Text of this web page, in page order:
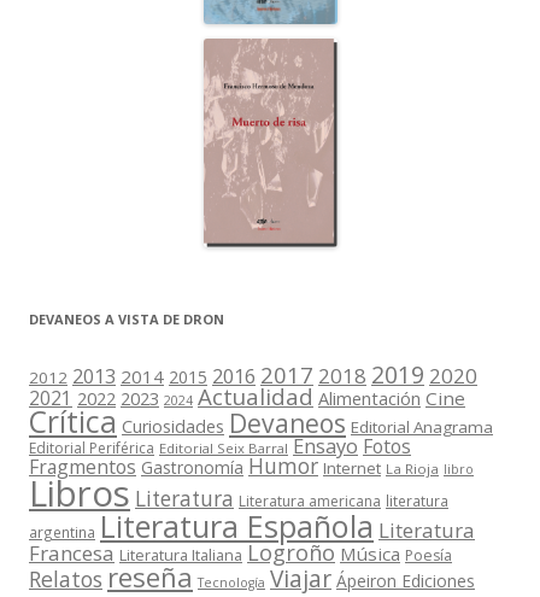
DEVANEOS A VISTA DE DRON
2012 2013 2014 2015 2016 2017 2018 2019 2020
2021 2022 2023 2024 Actualidad Alimentación Cine
Crítica Curiosidades Devaneos Editorial Anagrama
Editorial Periférica Editorial Seix Barral Ensayo Fotos
Fragmentos Gastronomía Humor Internet La Rioja libro
Libros Literatura Literatura americana literatura
argentina Literatura Española Literatura
Francesa Literatura Italiana Logroño Música Poesía
Relatos reseña Tecnología Viajar Ápeiron Ediciones